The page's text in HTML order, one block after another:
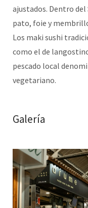
ajustados. Dentro
pato, foie y
Los maki sushi
como el de
pescado local
vegetariano.
Galería